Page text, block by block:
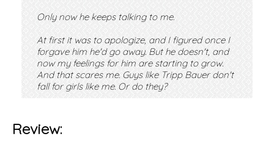
Only now he keeps talking to me.
At first it was to apologize, and I figured once I
forgave him he'd go away. But he doesn't, and
now my feelings for him are starting to grow.
And that scares me. Guys like Tripp Bauer don't
fall for girls like me. Or do they?
Review: